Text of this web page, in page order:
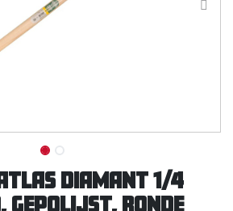
DIAMANT 1/4
gepolijst, RONDE